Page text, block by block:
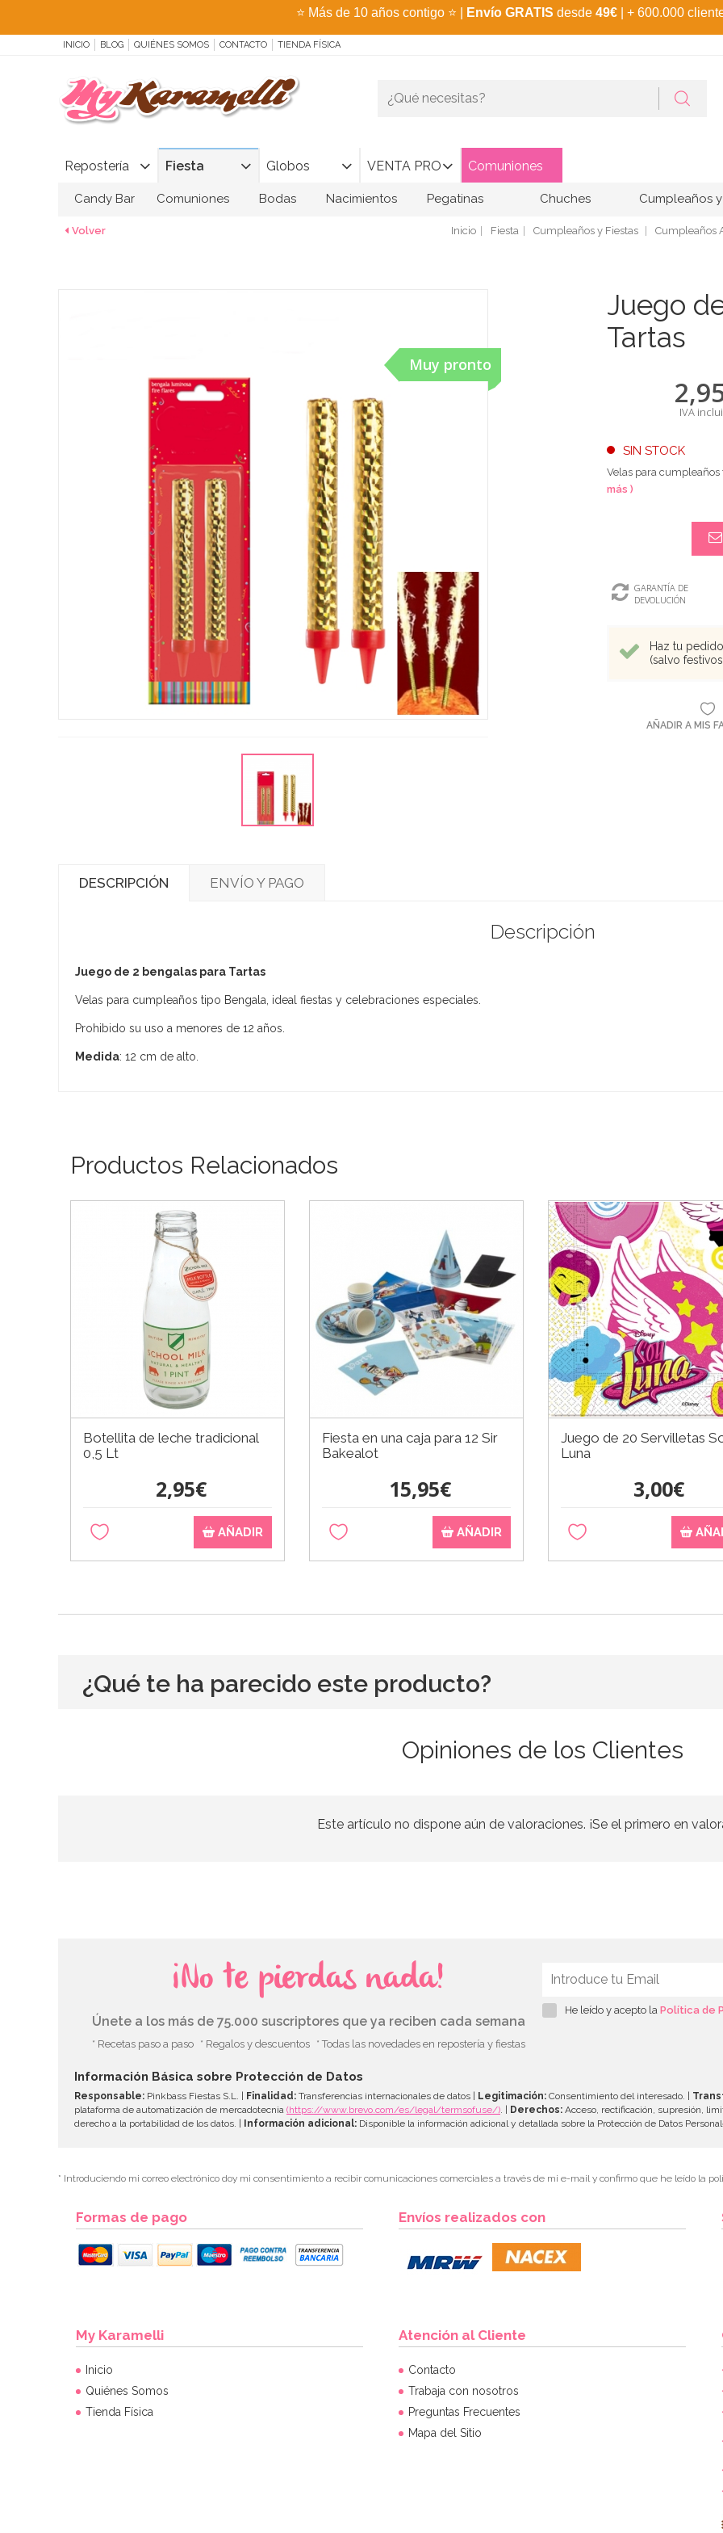
⭐ Más de 10 años contigo ⭐ Envío GRATIS desde 49€ | + 600.000
INICIO BLOG QUIÉNES SOMOS CONTACTO TIENDA FÍSICA
Repostería Fiesta Globos VENTA PRO Comuniones
Candy Bar Comuniones Bodas Nacimientos Pegatinas Chuches Cumpleaños
Volver Inicio Fiesta Cumpleaños y Fiestas Cumpleaños
Muy pronto
Juego
Tartas
IVA
SIN STOCK
Velas para cumpleaños
más )
GARANTÍA DE
DEVOLUCIÓN
Haz tu
(salvo
AÑADIR A MIS
DESCRIPCIÓN ENVÍO Y PAGO
Descripción
Juego de 2 bengalas para Tartas
Velas para cumpleaños tipo Bengala, ideal fiestas y celebraciones especiales.
Prohibido su uso a menores de 12 años.
Medida: 12 cm de alto.
Productos Relacionados
Botellita de leche tradicional
0,5 Lt
2,95€
AÑADIR
Fiesta en una caja para 12 Sir
Bakealot
15,95€
AÑADIR
Juego de 20 Servilletas
Luna
3,00€
¿Qué te ha parecido este producto?
Opiniones de los Clientes
Este artículo no dispone aún de valoraciones. ¡Se el primero en
¡No te pierdas nada!
Únete a los más de 75.000 suscriptores que ya reciben cada semana
* Recetas paso a paso * Regalos y descuentos * Todas las novedades en repostería y fiestas
He leído y acepto la Política de
Información Básica sobre Protección de Datos
Responsable: Pinkbass Fiestas S.L. | Finalidad: Transferencias internacionales de datos | Legitimación: Consentimiento del interesado. |
plataforma de automatización de mercadotecnia (https://www.brevo.com/es/legal/termsofuse/) . | Derechos: Acceso, rectificación, supresión,
derecho a la portabilidad de los datos. | Información adicional: Disponible la información adicional y detallada sobre la Protección de Datos
* Introduciendo mi correo electrónico doy mi consentimiento a recibir comunicaciones comerciales a través de mi e-mail y confirmo que he leído la
Formas de pago Envíos realizados con
My Karamelli
Inicio
Quiénes Somos
Tienda Física
Atención al Cliente
Contacto
Trabaja con nosotros
Preguntas Frecuentes
Mapa del Sitio